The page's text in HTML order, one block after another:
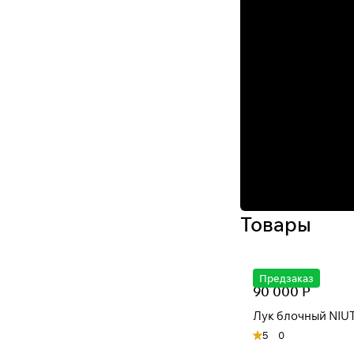
Товары
Предзаказ
90 000 Р
Лук блочный
5 0